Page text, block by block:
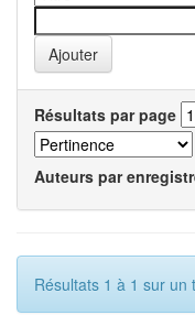
Résultats par page
Auteurs par
Résultats 1 à 1 sur un